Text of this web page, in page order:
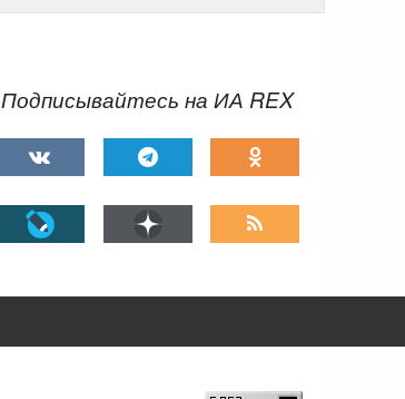
Подписывайтесь на ИА REX